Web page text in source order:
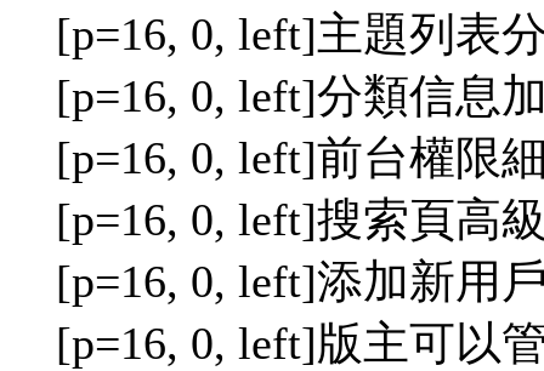
[p=16, 0, left]主題列表
[p=16, 0, left]分類信息
[p=16, 0, left]前台權限
[p=16, 0, left]搜索頁高
[p=16, 0, left]添加新用
[p=16, 0, left]版主可以